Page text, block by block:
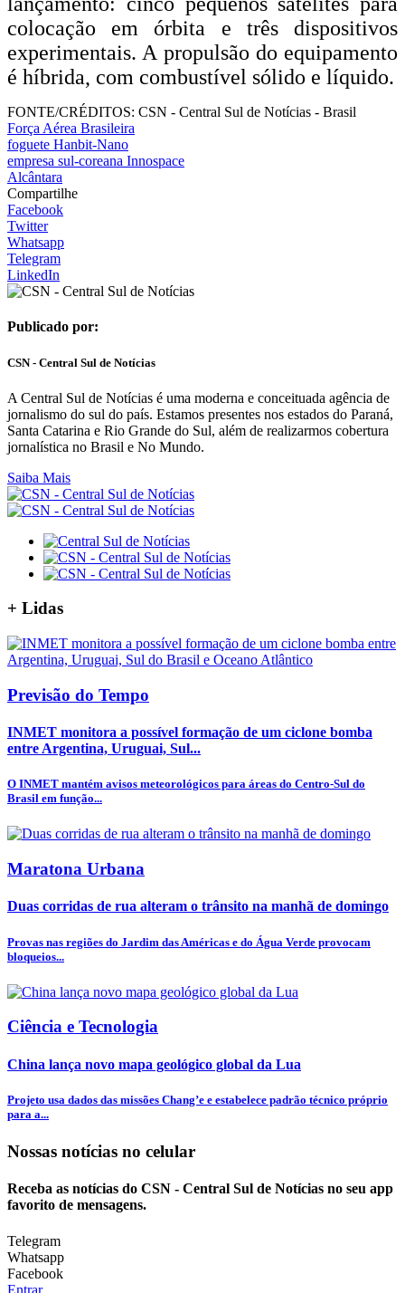
colocação em órbita e três dispositivos
experimentais. A propulsão do equipamento
é híbrida, com combustível sólido e líquido.
FONTE/CRÉDITOS: CSN - Central Sul de Notícias - Brasil
Força Aérea Brasileira
foguete Hanbit-Nano
empresa sul-coreana Innospace
Alcântara
Compartilhe
Facebook
Twitter
Whatsapp
Telegram
LinkedIn
Publicado por:
CSN - Central Sul de Notícias
A Central Sul de Notícias é uma moderna e conceituada agência de
jornalismo do sul do país. Estamos presentes nos estados do Paraná,
Santa Catarina e Rio Grande do Sul, além de realizarmos cobertura
jornalística no Brasil e No Mundo.
Saiba Mais
+ Lidas
Previsão do Tempo
INMET monitora a possível formação de um ciclone bomba
entre Argentina, Uruguai, Sul...
O INMET mantém avisos meteorológicos para áreas do Centro-Sul do
Brasil em função...
Maratona Urbana
Duas corridas de rua alteram o trânsito na manhã de domingo
Provas nas regiões do Jardim das Américas e do Água Verde provocam
bloqueios...
Ciência e Tecnologia
China lança novo mapa geológico global da Lua
Projeto usa dados das missões Chang’e e estabelece padrão técnico próprio
para a...
Nossas notícias no celular
Receba as notícias do CSN - Central Sul de Notícias no seu app
favorito de mensagens.
Telegram
Whatsapp
Facebook
Entrar